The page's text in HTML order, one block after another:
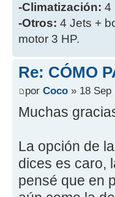
-Climatización: 4
-Otros: 4 Jets +
motor 3 HP.
Re: CÓMO
por Coco » 18 Sep
Muchas
La opción de
dices es caro,
pensé que en